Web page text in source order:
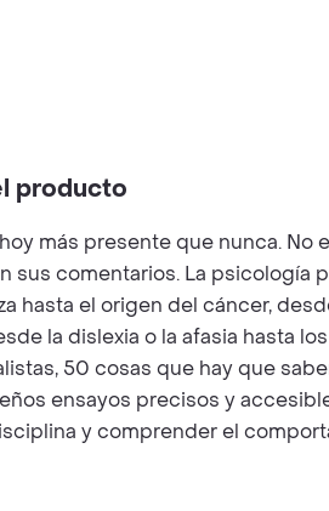
producto
más presente que nunca.
sus comentarios. La psicología
hasta el origen del cáncer,
la dislexia o la afasia hasta
50 cosas que hay que
ensayos precisos y
y comprender el